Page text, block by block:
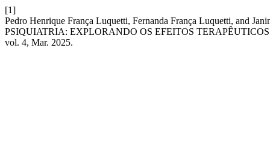
[1]
Pedro Henrique França Luquetti, Fernanda França Luquetti, and
PSIQUIATRIA: EXPLORANDO OS EFEITOS
vol. 4, Mar. 2025.